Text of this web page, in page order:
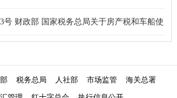
全文废止]
号 财政部 国家税务总局关于房产税和车船使
税务总局 人社部 市场监管
海关总署